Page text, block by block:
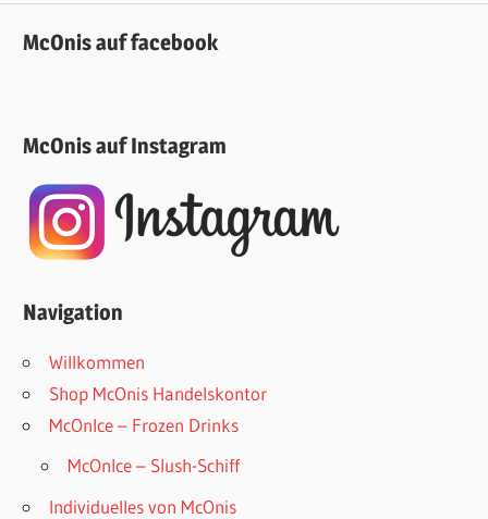
McOnis auf facebook
McOnis auf Instagram
Navigation
Willkommen
Shop McOnis Handelskontor
McOnIce – Frozen Drinks
McOnIce – Slush-Schiff
Individuelles von McOnis